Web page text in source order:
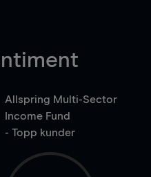
Allspring Multi-Sector
Income Fund
- Topp kunder